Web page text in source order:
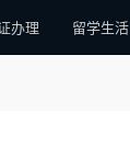
办理 留学生活